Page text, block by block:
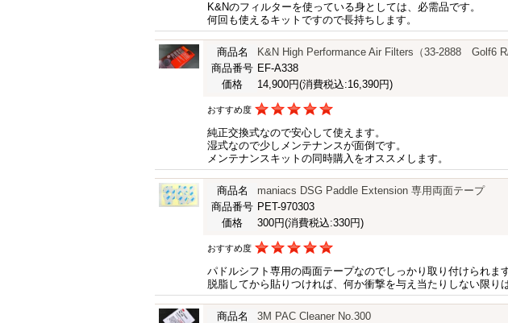
K&Nのフィルターを使っている身としては、必需品です。
何回も使えるキットですので長持ちします。
商品名
K&N High Performance Air Filters（33-2888 Golf6 R/
商品番号 EF-A338
価格
14,900円(消費税込:16,390円)
おすすめ度
純正交換式なので安心して使えます。
湿式なので少しメンテナンスが面倒です。
メンテナンスキットの同時購入をオススメします。
商品名
maniacs DSG Paddle Extension 専用両面テープ
商品番号 PET-970303
価格
300円(消費税込:330円)
おすすめ度
パドルシフト専用の両面テープなのでしっかり取り付けられます
脱脂してから貼りつければ、何か衝撃を与え当たりしない限り
商品名
3M PAC Cleaner No.300